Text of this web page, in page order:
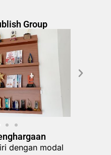
Group
dengan modal